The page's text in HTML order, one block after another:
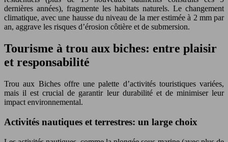
dernières années), fragmente les habitats naturels. Le changement
climatique, avec une hausse du niveau de la mer estimée à 2 mm par
an, aggrave les risques d’érosion côtière et de submersion.
Tourisme à trou aux biches: entre plaisir
et responsabilité
Trou aux Biches offre une palette d’activités touristiques variées,
mais il est crucial de garantir leur durabilité et de minimiser leur
impact environnemental.
Activités nautiques et terrestres: un large choix